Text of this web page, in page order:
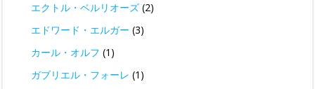
エクトル・ベルリオーズ (2)
エドワード・エルガー (3)
カール・オルフ (1)
ガブリエル・フォーレ (1)